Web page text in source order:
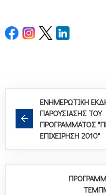
ΕΝΗΜΕΡΩΤΙΚΗ
ΠΑΡΟΥΣΙΑΣΗΣ ΤΟΥ
ΠΡΟΓΡΑΜΜΑΤΟΣ
ΕΠΙΧΕΙΡΗΣΗ 2010"